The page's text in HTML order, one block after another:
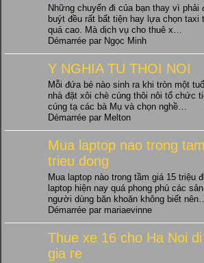
Những chuyến đi của bạn thay vì phải
buýt đều rất bất tiện hay lựa chọn taxi
quá cao. Mà dịch vụ cho thuê x…
Démarrée par Ngọc Minh
Y NGHIA TU THOI NOI
Mỗi đứa bé nào sinh ra khi tròn một
nhà đặt xôi chè cúng thôi nôi tổ chức
cúng tạ các bà Mụ và chọn nghề…
Démarrée par Melton
Mua laptop nao trong
trieu dong
Mua laptop nào trong tầm giá 15 triệu
laptop hiện nay quá phong phú các
người dùng băn khoăn không biết nên…
Démarrée par mariaevinne
Thue xe 16 cho Ha Noi
gia re